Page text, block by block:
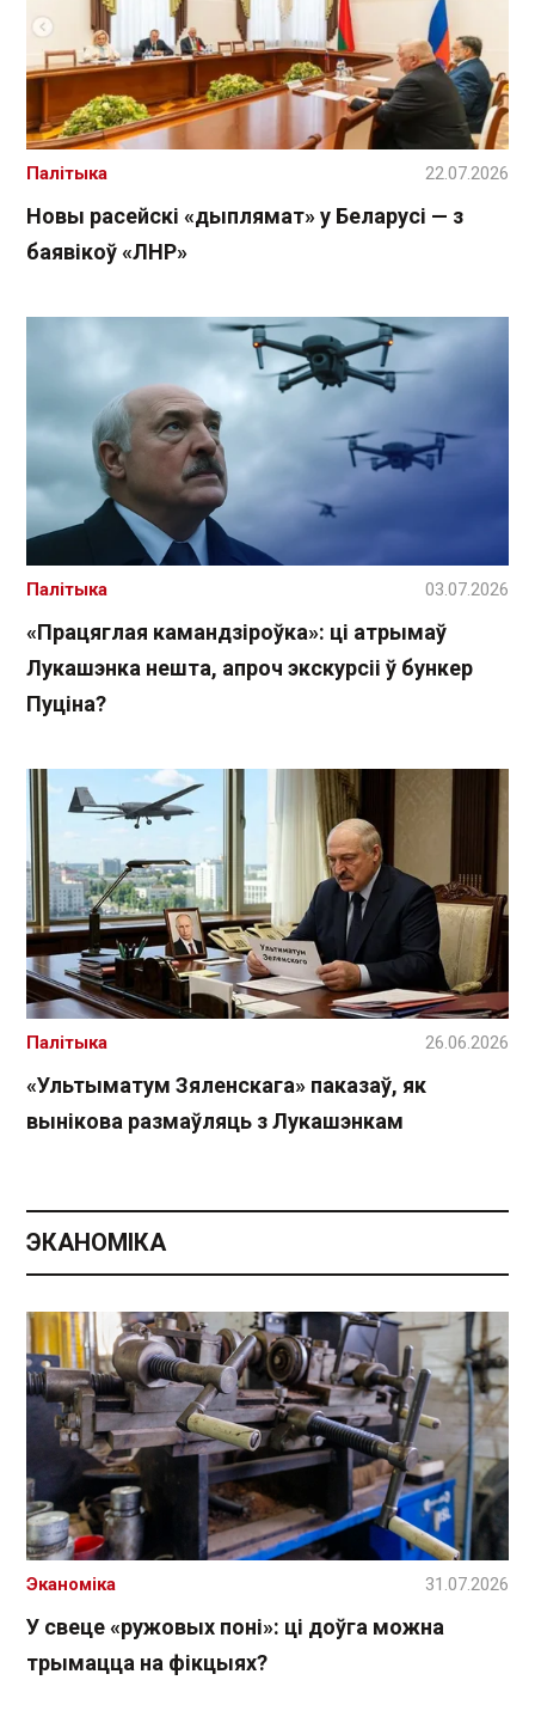
Новы расейскі «дыплямат» у Беларусі — з
баявікоў «ЛНР»
Палітыка 22.07.2026
«Працяглая камандзіроўка»: ці атрымаў
Лукашэнка нешта, апроч экскурсіі ў бункер
Пуціна?
Палітыка 03.07.2026
«Ультыматум Зяленскага» паказаў, як
вынікова размаўляць з Лукашэнкам
Палітыка 26.06.2026
ЭКАНОМІКА
У свеце «ружовых поні»: ці доўга можна
трымацца на фікцыях?
Эканоміка 31.07.2026